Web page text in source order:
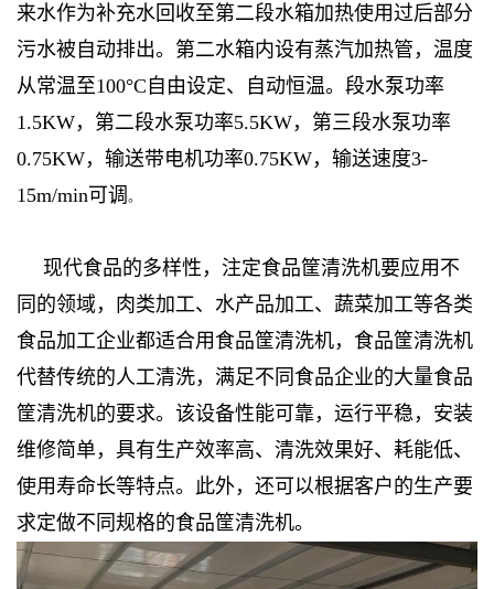
来水作为补充水回收至第二段水箱加热使用过后部分
污水被自动排出。第二水箱内设有蒸汽加热管，温度
从常温至100°C自由设定、自动恒温。段水泵功率
1.5KW，第二段水泵功率5.5KW，第三段水泵功率
0.75KW，输送带电机功率0.75KW，输送速度3-
15m/min可调 。
现代食品的多样性，注定食品筐清洗机要应用不
同的领域，肉类加工、水产品加工、蔬菜加工等各类
食品加工企业都适合用食品筐清洗机，食品筐清洗机
代替传统的人工清洗，满足不同食品企业的大量食品
筐清洗机的要求。该设备性能可靠，运行平稳，安装
维修简单，具有生产效率高、清洗效果好、耗能低、
使用寿命长等特点。此外，还可以根据客户的生产要
求定做不同规格的食品筐清洗机。